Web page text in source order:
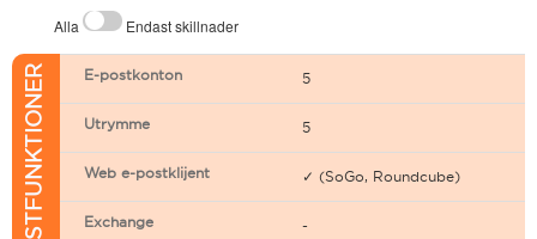
Alla Endast skillnader
E-POSTFUNKTIONER E-postkonton 5
Utrymme 5
Web e-postklijent ✓ (SoGo, Roundcube)
Exchange -